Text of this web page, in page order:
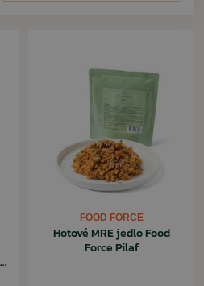
FOOD FORCE
Hotové MRE jedlo Food
Force Pilaf